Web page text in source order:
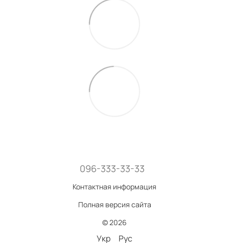
096-333-33-33
Контактная информация
Полная версия сайта
© 2026
Укр Рус